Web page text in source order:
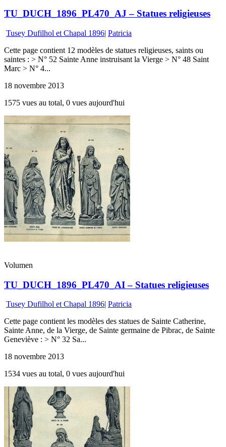
TU_DUCH_1896_PL470_AJ – Statues religieuses
Tusey Dufilhol et Chapal 1896| Patricia
Cette page contient 12 modèles de statues religieuses, saints ou
saintes : > N° 52 Sainte Anne instruisant la Vierge > N° 48 Saint
Marc > N° 4...
18 novembre 2013
1575 vues au total, 0 vues aujourd'hui
Volumen
TU_DUCH_1896_PL470_AI – Statues religieuses
Tusey Dufilhol et Chapal 1896| Patricia
Cette page contient les modèles des statues de Sainte Catherine,
Sainte Anne, de la Vierge, de Sainte germaine de Pibrac, de Sainte
Geneviève : > N° 32 Sa...
18 novembre 2013
1534 vues au total, 0 vues aujourd'hui